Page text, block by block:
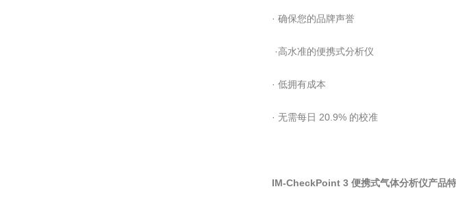
· 确保您的品牌声誉
·高水准的便携式分析仪
· 低拥有成本
· 无需每日 20.9% 的校准
IM-CheckPoint 3 便携式气体分析仪产品特性